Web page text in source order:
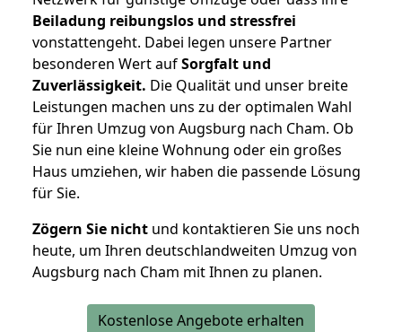
Beiladung reibungslos und stressfrei
vonstattengeht. Dabei legen unsere Partner
besonderen Wert aufSorgfalt und
Zuverlässigkeit. Die Qualität und unser breite
Leistungen machen uns zu der optimalen Wahl
für Ihren Umzug von Augsburg nach Cham. Ob
Sie nun eine kleine Wohnung oder ein großes
Haus umziehen, wir haben die passende Lösung
für Sie.
Zögern Sie nicht und kontaktieren Sie uns noch
heute, um Ihren deutschlandweiten Umzug von
Augsburg nach Cham mit Ihnen zu planen.
Kostenlose Angebote erhalten